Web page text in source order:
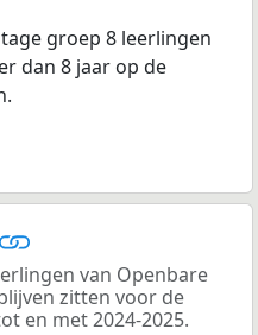
groep 8 leerlingen
dan 8 jaar op de
van Openbare
zitten voor de
en met 2024-2025.